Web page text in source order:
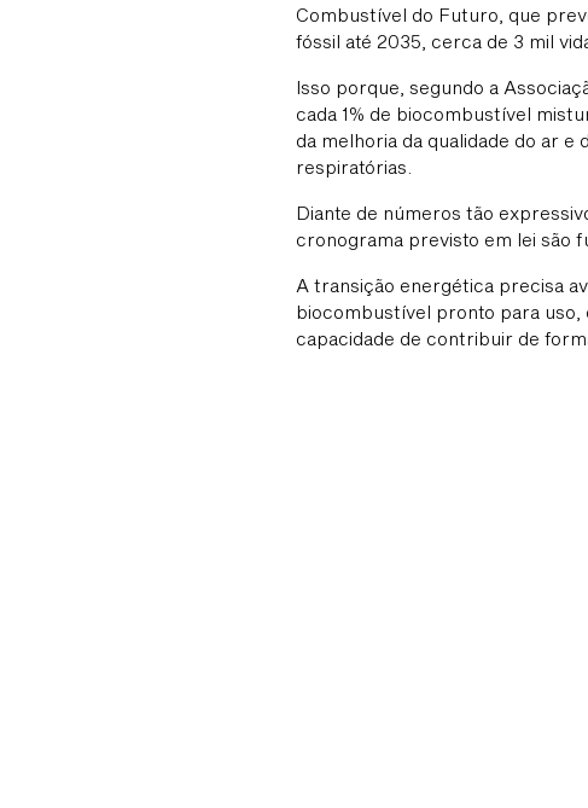
Combustível do Futuro, que
fóssil até 2035, cerca de 3 mil
Isso porque, segundo a
cada 1% de biocombustível
da melhoria da qualidade do ar e
respiratórias.
Diante de números tão
cronograma previsto em lei são
A transição energética precisa
biocombustível pronto para
capacidade de contribuir de